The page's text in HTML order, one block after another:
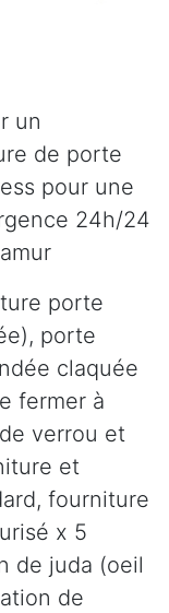
un
de porte
pour une
24h/24
porte
porte
claquée
fermer à
verrou et
et
fourniture
x 5
de juda (oeil
de